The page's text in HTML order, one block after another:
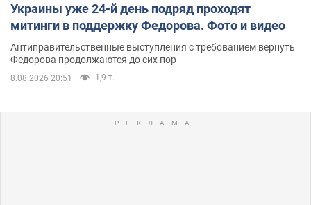
Украины уже 24-й день подряд проходят
митинги в поддержку Федорова. Фото и видео
Антиправительственные выступления с требованием вернуть
Федорова продолжаются до сих пор
8.08.2026 20:51 1,9 т.